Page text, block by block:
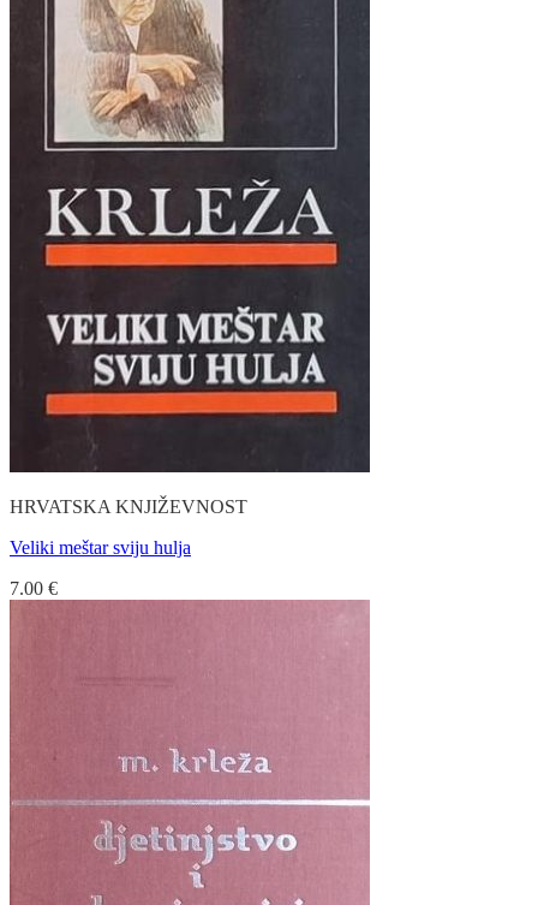
HRVATSKA KNJIŽEVNOST
Veliki meštar sviju hulja
7.00 €